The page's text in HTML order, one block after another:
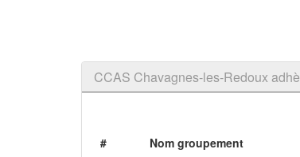
CCAS Chavagnes-les-Redoux
# Nom groupement